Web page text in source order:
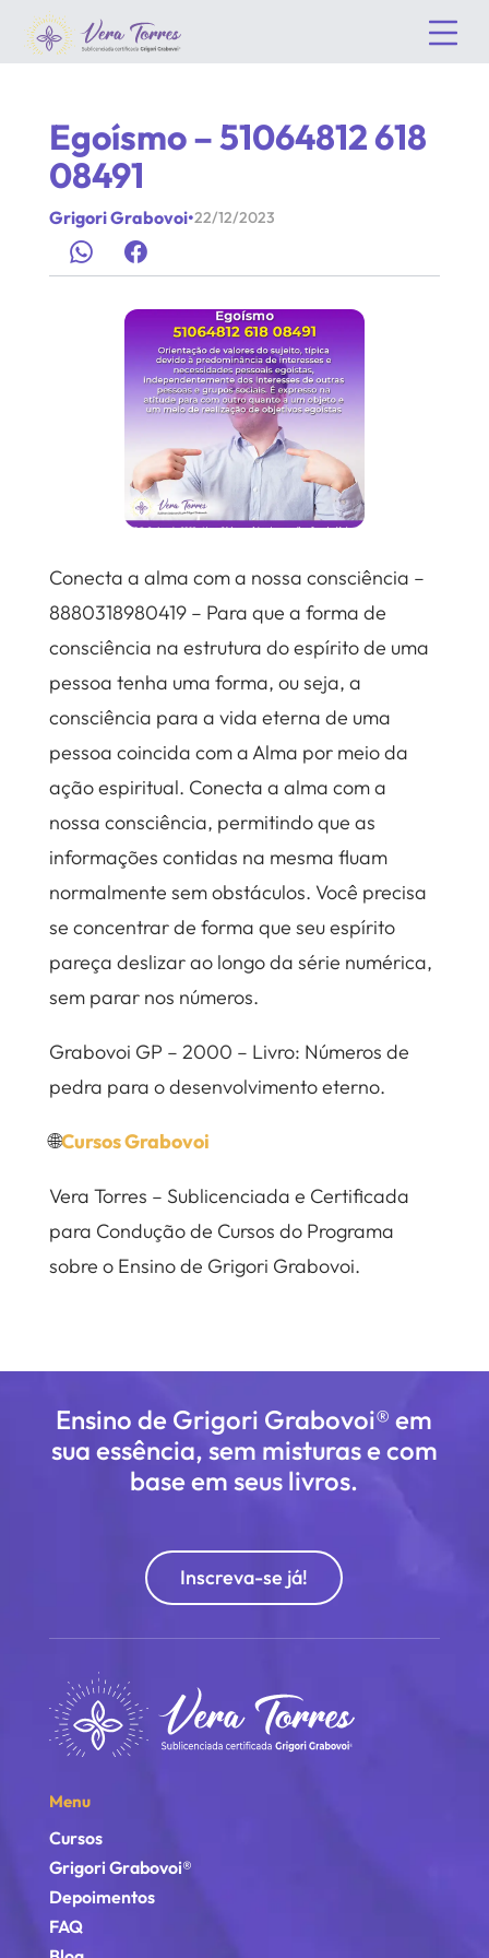
Egoísmo – 51064812 618
08491
Grigori Grabovoi•22/12/2023
Conecta a alma com a nossa consciência –
8880318980419 – Para que a forma de
consciência na estrutura do espírito de uma
pessoa tenha uma forma, ou seja, a
consciência para a vida eterna de uma
pessoa coincida com a Alma por meio da
ação espiritual. Conecta a alma com a
nossa consciência, permitindo que as
informações contidas na mesma fluam
normalmente sem obstáculos. Você precisa
se concentrar de forma que seu espírito
pareça deslizar ao longo da série numérica,
sem parar nos números.
Grabovoi GP – 2000 – Livro: Números de
pedra para o desenvolvimento eterno.
🌐Cursos Grabovoi
Vera Torres – Sublicenciada e Certificada
para Condução de Cursos do Programa
sobre o Ensino de Grigori Grabovoi.
Ensino de Grigori Grabovoi® em
sua essência, sem misturas e com
base em seus livros.
Inscreva-se já!
Menu
Cursos
Grigori Grabovoi®
Depoimentos
FAQ